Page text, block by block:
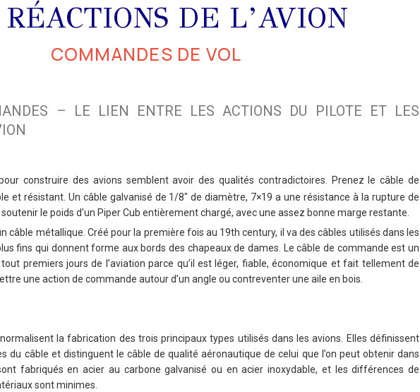
DE L’AVION
COMMANDES DE VOL
– LE LIEN ENTRE LES ACTIONS DU PILOTE ET LES
construire des avions semblent avoir des qualités contradictoires. Prenez le câble de
et résistant. Un câble galvanisé de 1/8″ de diamètre, 7×19 a une résistance à la rupture de
le poids d’un Piper Cub entièrement chargé, avec une assez bonne marge restante.
câble métallique. Créé pour la première fois au 19th century, il va des câbles utilisés dans les
fins qui donnent forme aux bords des chapeaux de dames. Le câble de commande est un
premiers jours de l’aviation parce qu’il est léger, fiable, économique et fait tellement de
une action de commande autour d’un angle ou contreventer une aile en bois.
la fabrication des trois principaux types utilisés dans les avions. Elles définissent
du câble et distinguent le câble de qualité aéronautique de celui que l’on peut obtenir dans
fabriqués en acier au carbone galvanisé ou en acier inoxydable, et les différences de
sont minimes.